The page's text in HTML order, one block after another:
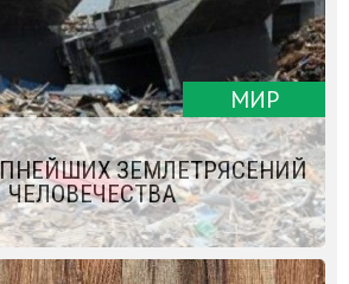
МИР
ЗЕМЛЕТРЯСЕНИЙ